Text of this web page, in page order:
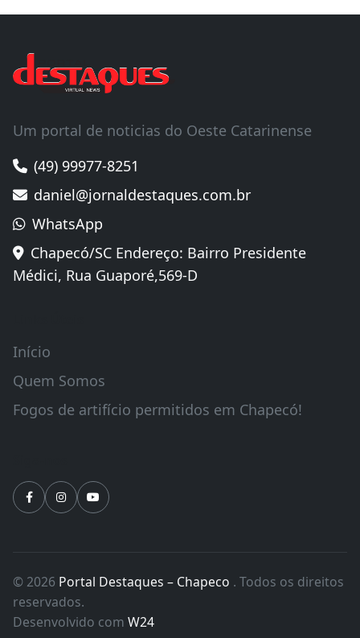
Um portal de noticias do Oeste Catarinense
(49) 99977-8251
daniel@jornaldestaques.com.br
WhatsApp
Chapecó/SC Endereço: Bairro Presidente
Médici, Rua Guaporé,569-D
Início
Quem Somos
Fogos de artifício permitidos em Chapecó!
© 2026 Portal Destaques – Chapeco . Todos os direitos
reservados.
Desenvolvido com W24